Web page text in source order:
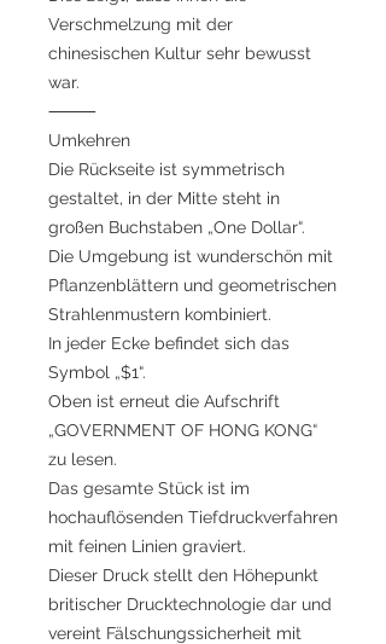
Verschmelzung mit der
chinesischen Kultur sehr bewusst
war.
⸻
Umkehren
Die Rückseite ist symmetrisch
gestaltet, in der Mitte steht in
großen Buchstaben „One Dollar“.
Die Umgebung ist wunderschön mit
Pflanzenblättern und geometrischen
Strahlenmustern kombiniert.
In jeder Ecke befindet sich das
Symbol „$1“.
Oben ist erneut die Aufschrift
„GOVERNMENT OF HONG KONG“
zu lesen.
Das gesamte Stück ist im
hochauflösenden Tiefdruckverfahren
mit feinen Linien graviert.
Dieser Druck stellt den Höhepunkt
britischer Drucktechnologie dar und
vereint Fälschungssicherheit mit